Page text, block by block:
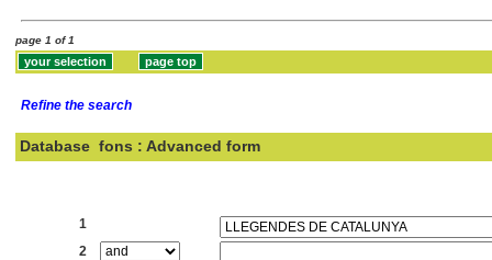
page 1 of 1
Refine the search
Database fons : Advanced form
1
2